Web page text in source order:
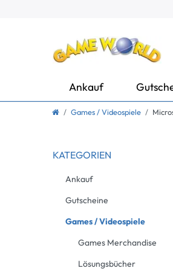
Ankauf
Games / Videospiele
KATEGORIEN
Ankauf
Gutscheine
Games / Videospiele
Games Merchandise
Lösungsbücher